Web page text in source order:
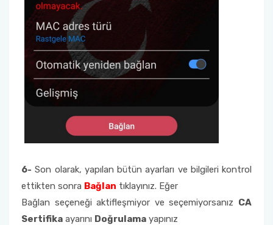
6- Son olarak, yapılan bütün ayarları ve bilgileri kontrol
ettikten sonra Bağlan tıklayınız. Eğer
Bağlan seçeneği aktifleşmiyor ve seçemiyorsanız CA
Sertifika ayarını Doğrulama yapınız